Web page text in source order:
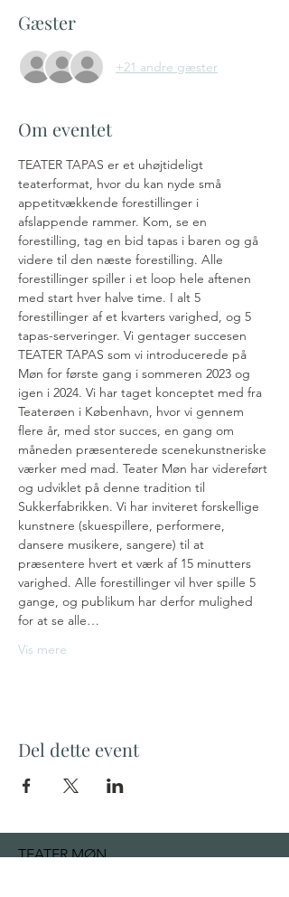
Gæster
+21 andre gæster
Om eventet
TEATER TAPAS er et uhøjtideligt
teaterformat, hvor du kan nyde små
appetitvækkende forestillinger i
afslappende rammer. Kom, se en
forestilling, tag en bid tapas i baren og gå
videre til den næste forestilling. Alle
forestillinger spiller i et loop hele aftenen
med start hver halve time. I alt 5
forestillinger af et kvarters varighed, og 5
tapas-serveringer. Vi gentager succesen
TEATER TAPAS som vi introducerede på
Møn for første gang i sommeren 2023 og
igen i 2024. Vi har taget konceptet med fra
Teaterøen i København, hvor vi gennem
flere år, med stor succes, en gang om
måneden præsenterede scenekunstneriske
værker med mad. Teater Møn har videreført
og udviklet på denne tradition til
Sukkerfabrikken.​ Vi har inviteret forskellige
kunstnere (skuespillere, performere,
dansere musikere, sangere) til at
præsentere hvert et værk af 15 minutters
varighed. Alle forestillinger vil hver spille 5
gange, og publikum har derfor mulighed
for at se alle…
Vis mere
Del dette event
TEATER MØN